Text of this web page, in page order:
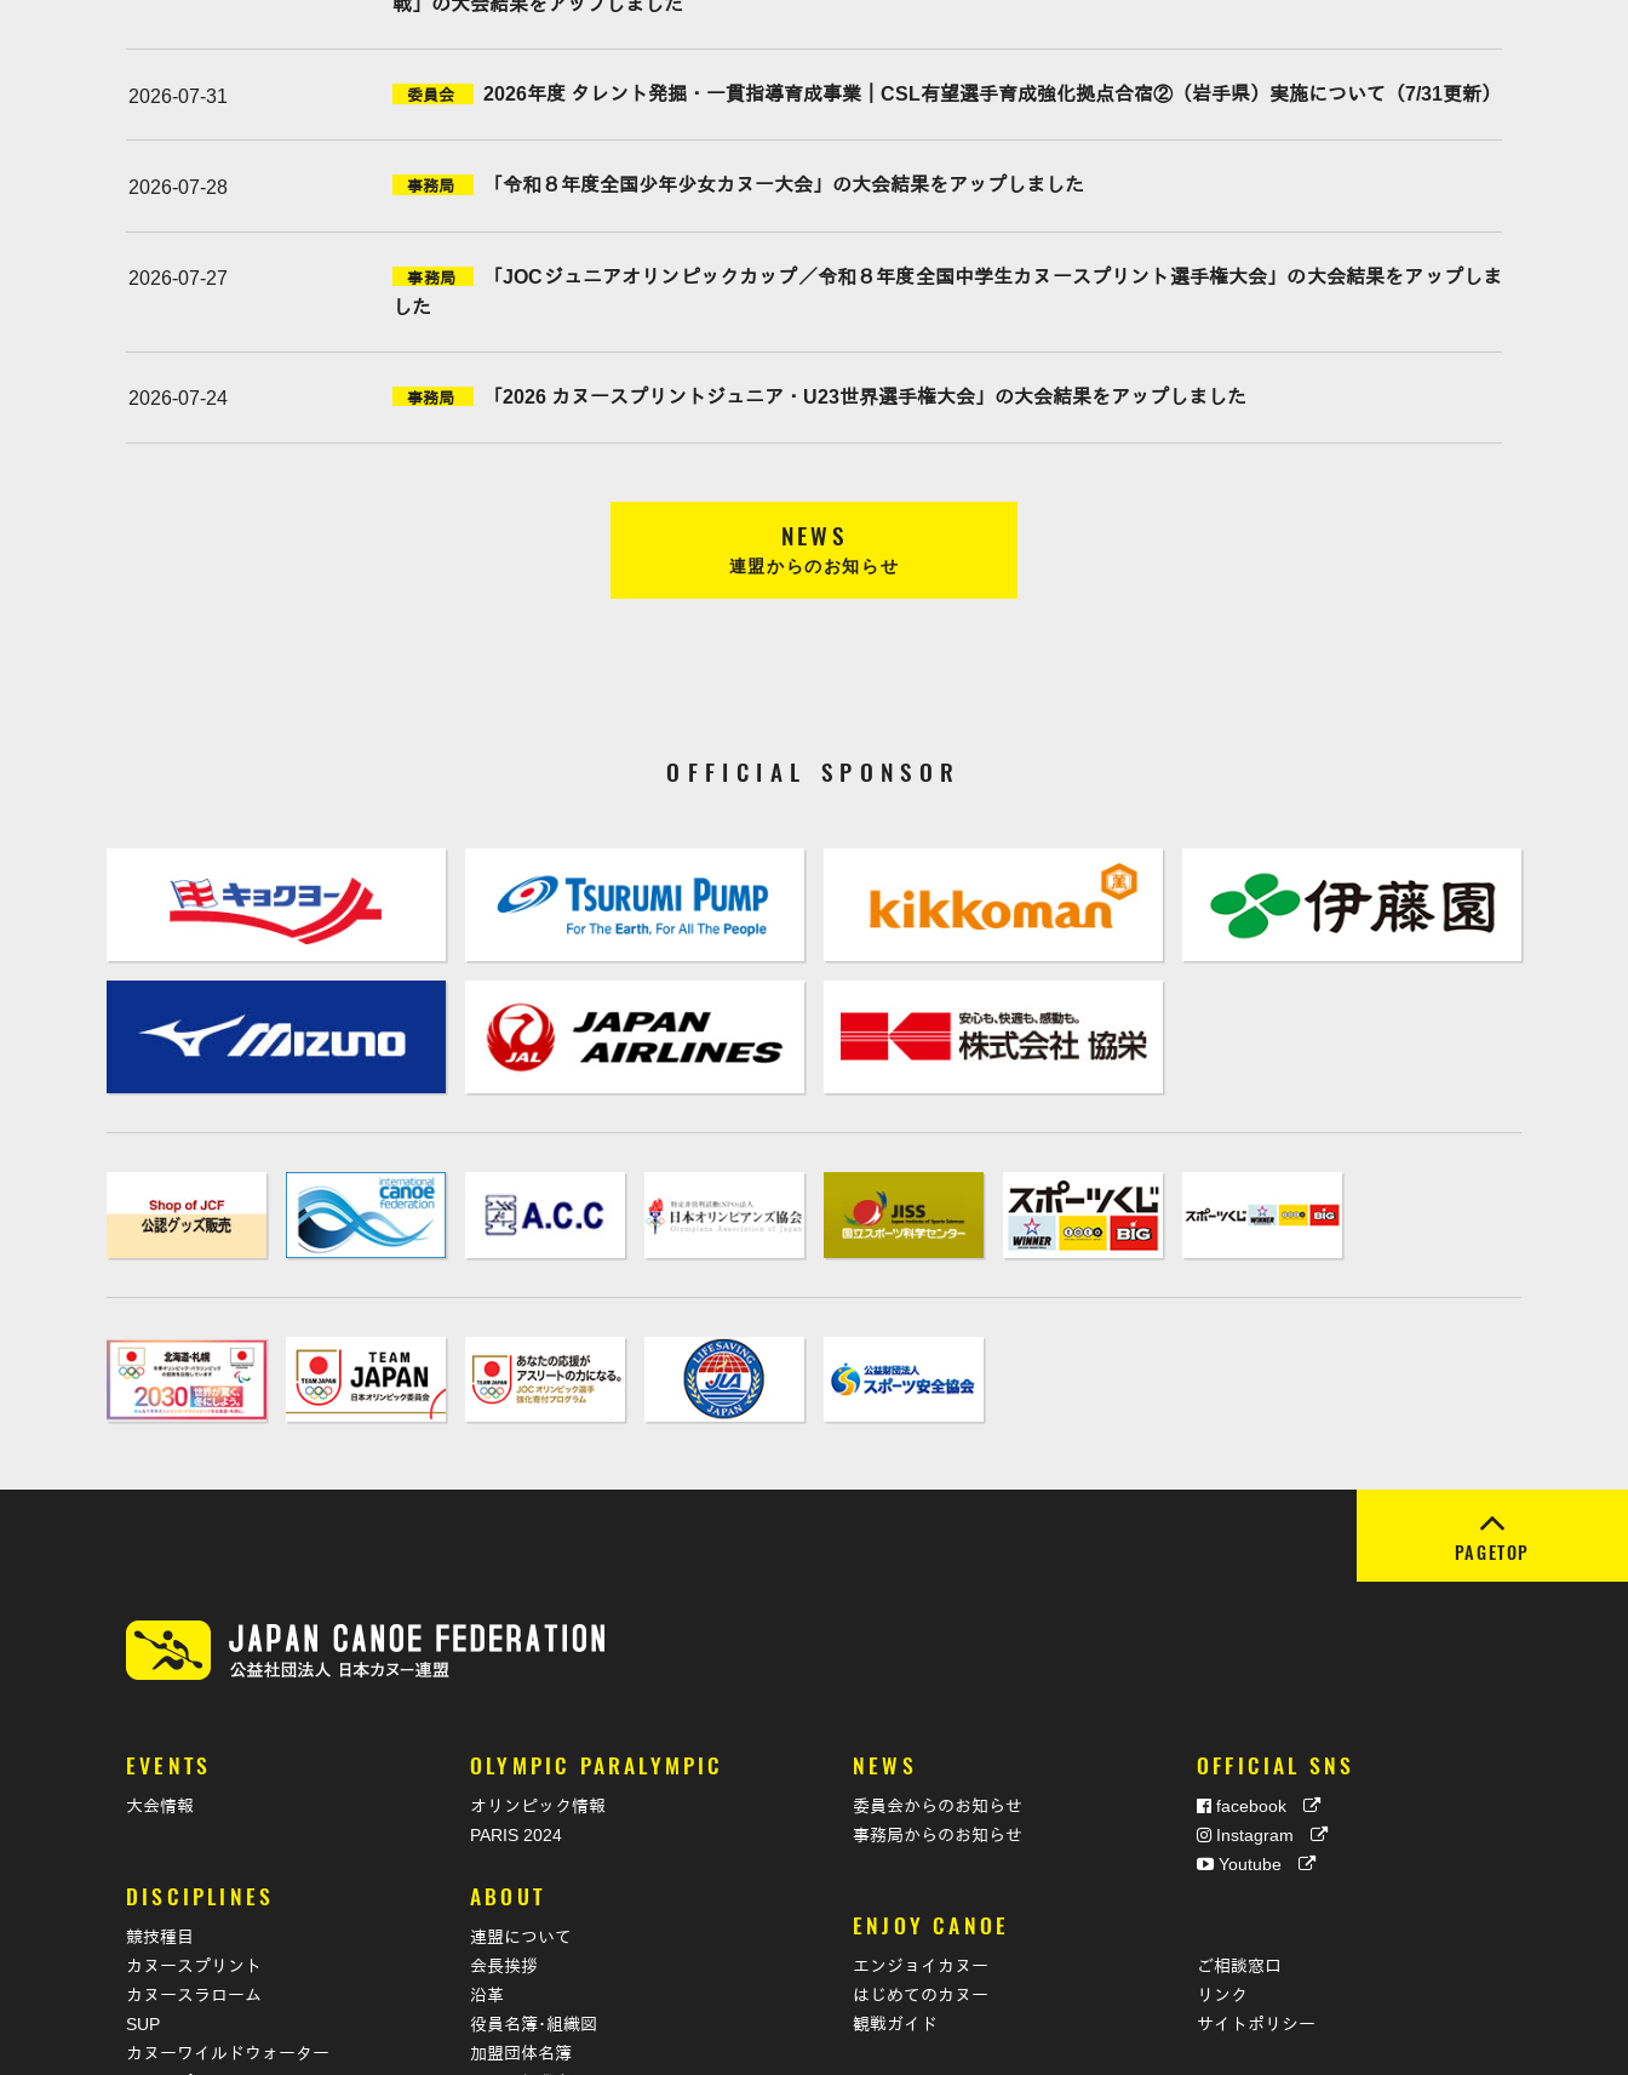
戦」の大会結果をアップしました
2026-07-31 委員会 2026年度 タレント発掘・一貫指導育成事業｜CSL有望選手育成強化拠点合宿②（岩手県）実施について（7/31更新）
2026-07-28 事務局 「令和８年度全国少年少女カヌー大会」の大会結果をアップしました
2026-07-27 事務局
「JOCジュニアオリンピックカップ／令和８年度全国中学生カヌースプリント選手権大会」の大会結果をアップしま
した
2026-07-24 事務局 「2026 カヌースプリントジュニア・U23世界選手権大会」の大会結果をアップしました
NEWS
連盟からのお知らせ
OFFICIAL SPONSOR
PAGETOP
EVENTS OLYMPIC PARALYMPIC
大会情報
オリンピック情報
PARIS 2024
DISCIPLINES ABOUT
競技種目
連盟について
カヌースプリント
会長挨拶
カヌースラローム
沿革
SUP
役員名簿･組織図
カヌーワイルドウォーター
加盟団体名簿
NEWS OFFICIAL SNS
委員会からのお知らせ
facebook
事務局からのお知らせ
Instagram
Youtube
ENJOY CANOE
エンジョイカヌー
ご相談窓口
はじめてのカヌー
リンク
観戦ガイド
サイトポリシー